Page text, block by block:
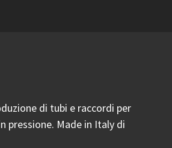
di tubi e raccordi per
pressione. Made in Italy di